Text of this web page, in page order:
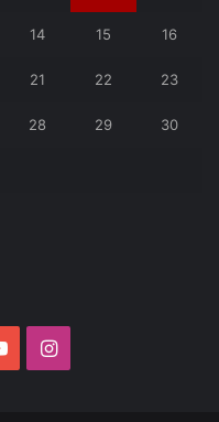
14 15 16
21 22 23
28 29 30
YouTubeInstagram